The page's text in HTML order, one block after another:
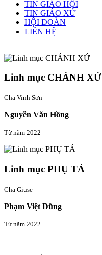
TIN GIÁO HỘI
TIN GIÁO XỨ
HỘI ĐOÀN
LIÊN HỆ
Linh mục CHÁNH XỨ
Cha Vinh Sơn
Nguyễn Văn Hồng
Từ năm 2022
Linh mục PHỤ TÁ
Cha Giuse
Phạm Việt Dũng
Từ năm 2022